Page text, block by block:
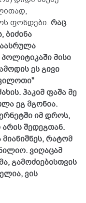
ფონდები. რაც
ბიძინა
მისი
ეს გივი
ჰაკიმ ფაშა მე
ეგ მგონია.
იმ დროს,
შედეგთან.
მიანიშნეს, რატომ
ვიღაცამ
გამოძიებისთვის
ვის